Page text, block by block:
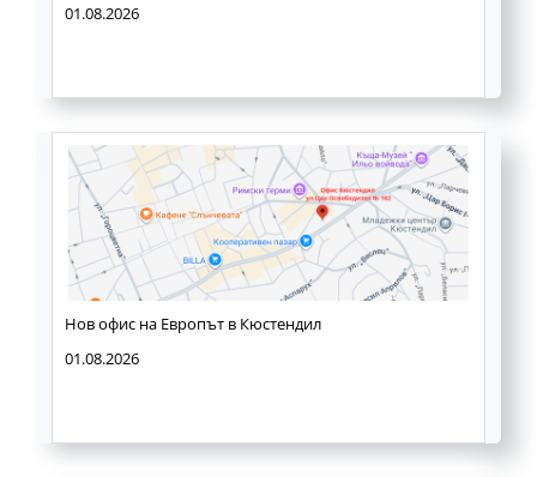
01.08.2026
Нов офис на Европът в Кюстендил
01.08.2026